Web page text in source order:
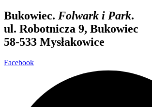
Bukowiec. Folwark i Park.
ul. Robotnicza 9, Bukowiec
58-533 Mysłakowice
Facebook